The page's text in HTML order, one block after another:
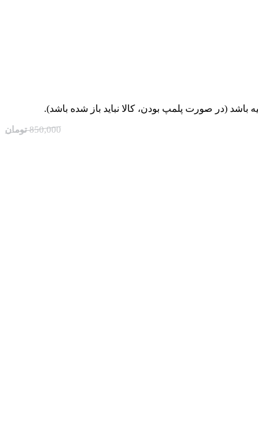
(در صورت پلمپ بودن، کالا نباید باز شده باشد).
850,000 تومان